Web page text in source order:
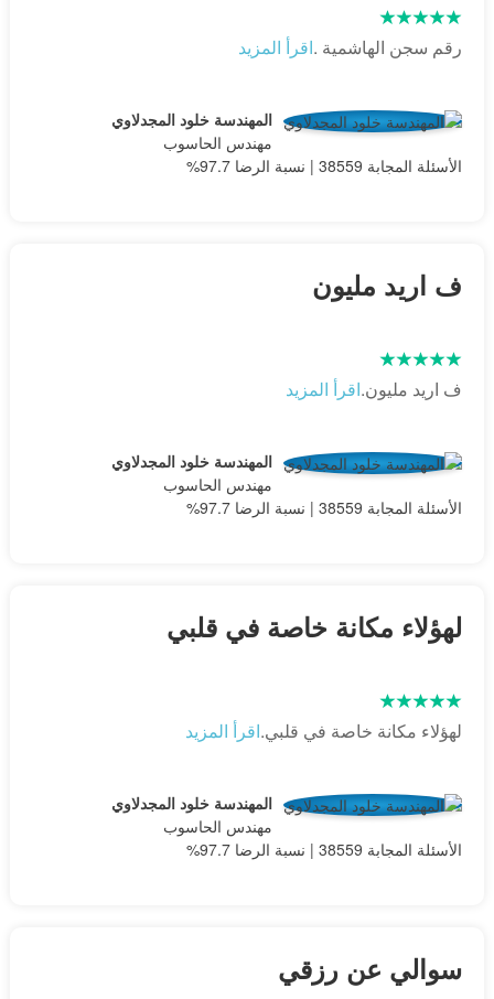
رقم سجن الهاشمية .اقرأ المزيد
المهندسة خلود المجدلاوي
مهندس الحاسوب
الأسئلة المجابة 38559 | نسبة الرضا 97.7%
ف اريد مليون
ف اريد مليون.اقرأ المزيد
المهندسة خلود المجدلاوي
مهندس الحاسوب
الأسئلة المجابة 38559 | نسبة الرضا 97.7%
لهؤلاء مكانة خاصة في قلبي
لهؤلاء مكانة خاصة في قلبي.اقرأ المزيد
المهندسة خلود المجدلاوي
مهندس الحاسوب
الأسئلة المجابة 38559 | نسبة الرضا 97.7%
سوالي عن رزقي